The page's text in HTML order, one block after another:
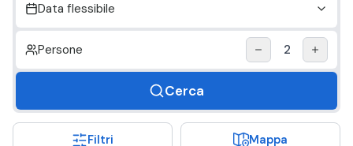
Data flessibile
Persone 2
Cerca
Filtri Mappa